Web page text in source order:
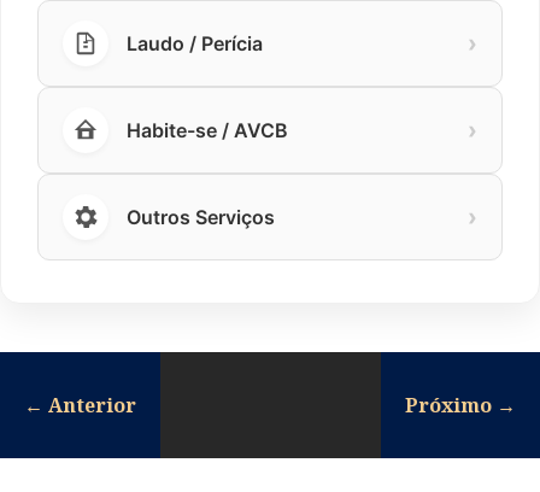
Laudo / Perícia ›
Habite-se / AVCB ›
Outros Serviços ›
← Anterior Próximo →